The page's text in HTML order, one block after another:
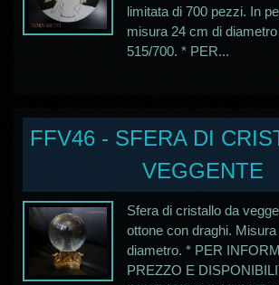
limitata di 700 pezzi. In
misura 24 cm di
515/700. * PER...
FFV46 - SFERA DI
VEGGENTE
Sfera di cristallo da
ottone con draghi.
diametro. * PER
PREZZO E